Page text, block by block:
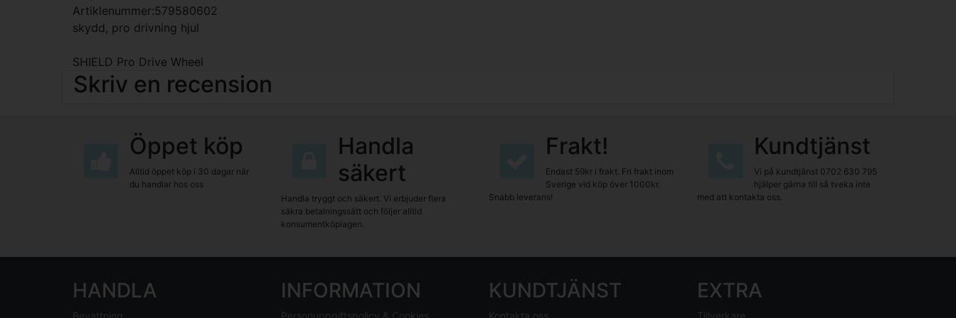
Artiklenummer:579580602
skydd, pro drivning hjul
SHIELD Pro Drive Wheel
Skriv en recension
Öppet köp
Alltid öppet köp i 30 dagar när
du handlar hos oss
Handla
säkert
Handla tryggt och säkert. Vi erbjuder flera
säkra betalningssätt och följer alltid
konsumentköplagen.
Frakt!
Endast 59kr i frakt. Fri frakt inom
Sverige vid köp över 1000kr.
Snabb leverans!
Kundtjänst
Vi på kundtjänst 0702 630 795
hjälper gärna till så tveka inte
med att kontakta oss.
HANDLA
Bevattning
INFORMATION
Personuppgiftspolicy & Cookies
KUNDTJÄNST
Kontakta oss
EXTRA
Tillverkare